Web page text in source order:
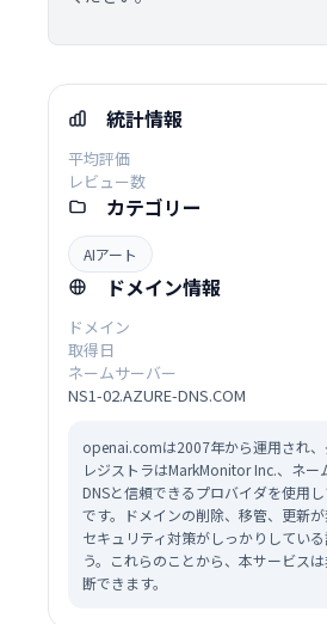
統計情報
平均評価
レビュー数
カテゴリー
AIアート
ドメイン情報
ドメイン
取得日
ネームサーバー
NS1-02.AZURE-DNS.COM
openai.comは2007年から運用され、
レジストラはMarkMonitor Inc.、ネー
DNSと信頼できるプロバイダを使用
です。ドメインの削除、移管、更新が
セキュリティ対策がしっかりしてい
う。これらのことから、本サービス
断できます。